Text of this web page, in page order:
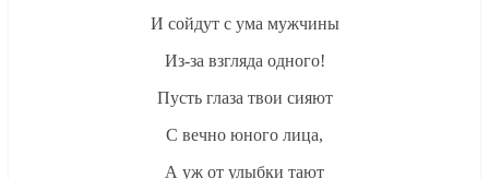
И сойдут с ума мужчины
Из-за взгляда одного!
Пусть глаза твои сияют
С вечно юного лица,
А уж от улыбки тают